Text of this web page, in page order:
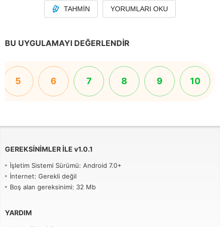
TAHMIN YORUMLARI OKU
BU UYGULAMAYI DEĞERLENDIR
5 6 7 8 9 10
GEREKSINIMLER ILE v1.0.1
İşletim Sistemi Sürümü: Android 7.0+
İnternet: Gerekli değil
Boş alan gereksinimi: 32 Mb
YARDIM